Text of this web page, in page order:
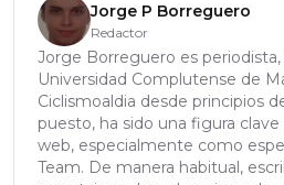
Jorge P Borreguero
Redactor
Jorge Borreguero es
Universidad Complutense de
Ciclismoaldia desde principios
puesto, ha sido una figura
web, especialmente como
Team. De manera habitual,